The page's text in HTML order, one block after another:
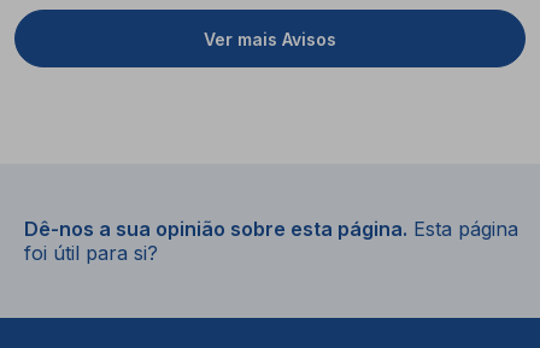
Ver mais Avisos
Dê-nos a sua opinião sobre esta página. Esta página
foi útil para si?